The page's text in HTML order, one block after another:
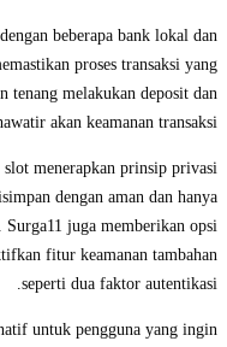
beberapa bank lokal dan
proses transaksi yang
tenang melakukan deposit dan
akan keamanan transaksi.
menerapkan prinsip privasi
dengan aman dan hanya
Surga11 juga memberikan opsi
fitur keamanan tambahan
seperti dua faktor autentikasi.
untuk pengguna yang ingin